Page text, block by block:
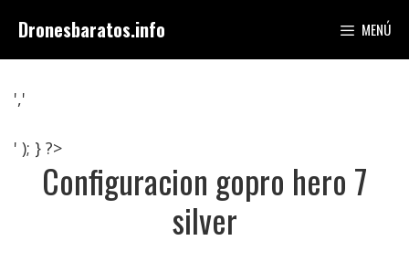
contenido
Dronesbaratos.info MENÚ
','
' ); } ?>
Configuracion gopro hero 7
silver